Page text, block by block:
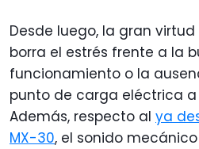
Desde luego, la gran
borra el estrés frente a la
funcionamiento o la
punto de carga eléctrica
Además, respecto al ya
MX-30, el sonido